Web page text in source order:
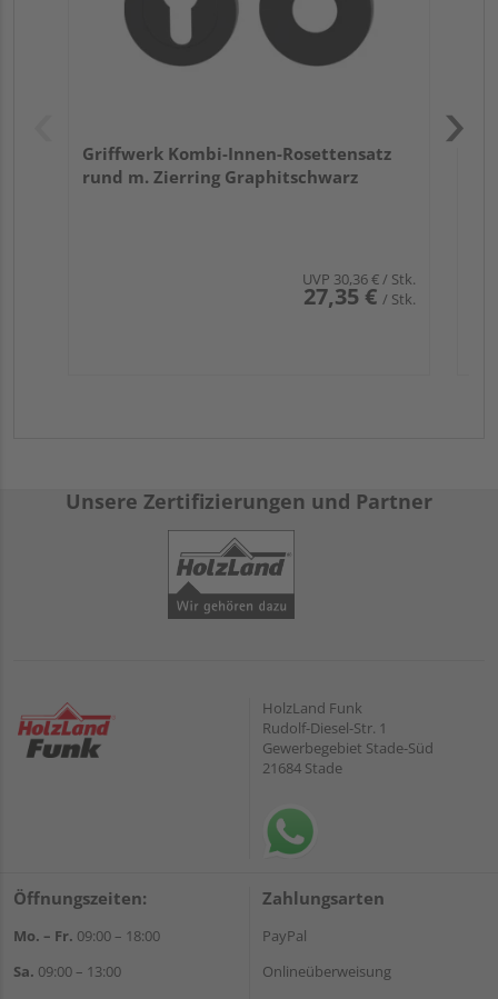
Griffwerk Kombi-Innen-Rosettensatz
rund m. Zierring Graphitschwarz
UVP 30,36 €/ Stk.
27,35 € / Stk.
Unsere Zertifizierungen und Partner
HolzLand Funk
Rudolf-Diesel-Str. 1
Gewerbegebiet Stade-Süd
21684 Stade
Öffnungszeiten:
Mo. – Fr. 09:00 – 18:00
Sa. 09:00 – 13:00
Zahlungsarten
PayPal
Onlineüberweisung